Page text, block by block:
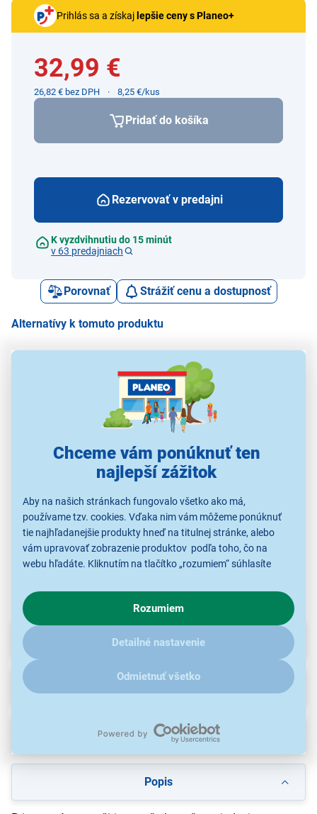
Chceme vám ponúknuť ten
najlepší zážitok
Aby na našich stránkach fungovalo všetko ako má,
používame tzv. cookies. Vďaka nim vám môžeme ponúknuť
tie najhľadanejšie produkty hneď na titulnej stránke, alebo
vám upravovať zobrazenie produktov podľa toho, čo na
webu hľadáte. Kliknutím na tlačítko „rozumiem“ súhlasíte
o chovaní na webe pre zobrazovaní cielených reklám.
V prípade že vás zaujímajú detaily, ako u nás s cookies a
ďalšími údaji pracujeme, kliknitesem.
Rozumiem
Detailné nastavenie
Odmietnuť všetko
Prihlás sa a získaj lepšie ceny s Planeo+
32,99 €
26,82 € bez DPH 8,25 €/kus
Pridať do košíka
Rezervovať v predajni
K vyzdvihnutiu do 15 minút
v 63 predajniach
Porovnať Strážiť cenu a dostupnosť
Alternatívy k tomuto produktu
S kupónom
Nabíjateľné batérie
Sencor SBA HR03 2BP
AAA NiMH 800mAh
S kupónom
4,33 €
Nabíjateľné batérie
Sencor SBA HR6 4BP
S kupónom
Nabíjateľné batérie
Popis
Parametre
Na stiahnutie